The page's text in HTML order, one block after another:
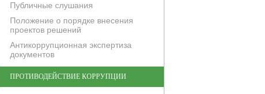
Публичные слушания
Положение о порядке внесения
проектов решений
Антикоррупционная экспертиза
документов
ПРОТИВОДЕЙСТВИЕ КОРРУПЦИИ